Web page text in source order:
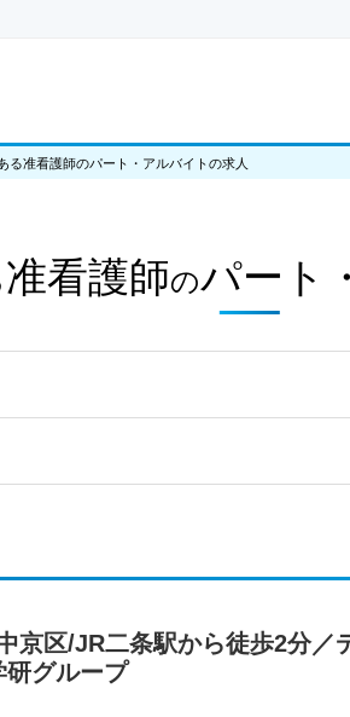
る准看護師のパート・アルバイトの求人
准看護師のパート
京区/JR二条駅から徒歩2分
グループ